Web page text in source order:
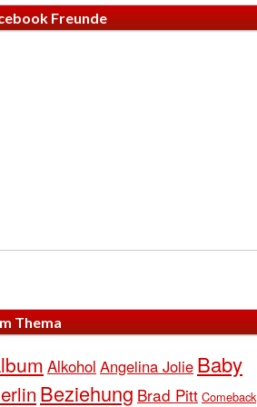
Freunde
Thema
Alkohol Angelina Jolie Baby
Beziehung Brad Pitt Comeback